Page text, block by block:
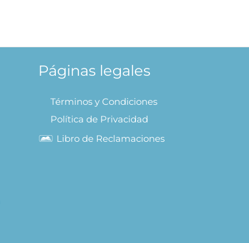
Páginas legales
Términos y Condiciones
Política de Privacidad
Libro de Reclamaciones